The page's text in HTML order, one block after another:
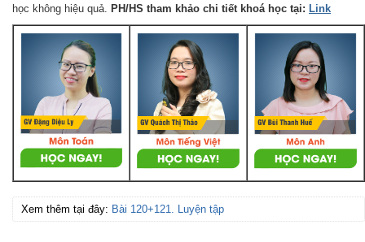
học không hiệu quả. PH/HS tham khảo chi tiết khoá học tại: Link
Xem thêm tại đây: Bài 120+121. Luyện tập